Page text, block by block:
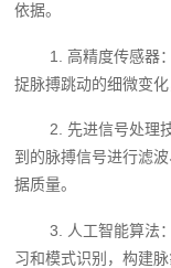
依据。
1. 高精度传感器
捉脉搏跳动的细微变
2. 先进信号处理
到的脉搏信号进行滤
据质量。
3. 人工智能算法
习和模式识别，构建